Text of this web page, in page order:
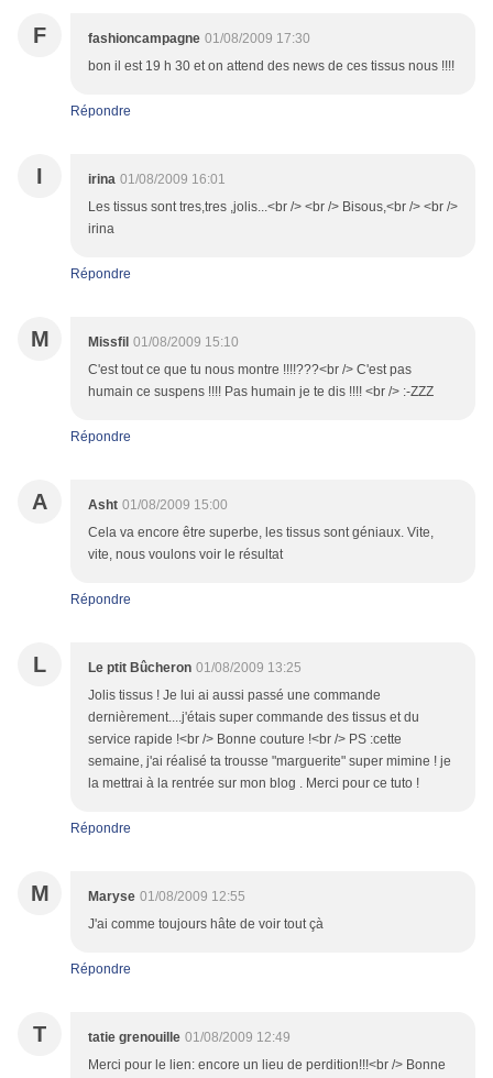
F fashioncampagne 01/08/2009 17:30
bon il est 19 h 30 et on attend des news de ces tissus nous !!!!
Répondre
I irina 01/08/2009 16:01
Les tissus sont tres,tres ,jolis...<br /> <br /> Bisous,<br /> <br />
irina
Répondre
M Missfil 01/08/2009 15:10
C'est tout ce que tu nous montre !!!!???<br /> C'est pas
humain ce suspens !!!! Pas humain je te dis !!!! <br /> :-ZZZ
Répondre
A Asht 01/08/2009 15:00
Cela va encore être superbe, les tissus sont géniaux. Vite,
vite, nous voulons voir le résultat
Répondre
L Le ptit Bûcheron 01/08/2009 13:25
Jolis tissus ! Je lui ai aussi passé une commande
dernièrement....j'étais super commande des tissus et du
service rapide !<br /> Bonne couture !<br /> PS :cette
semaine, j'ai réalisé ta trousse "marguerite" super mimine ! je
la mettrai à la rentrée sur mon blog . Merci pour ce tuto !
Répondre
M Maryse 01/08/2009 12:55
J'ai comme toujours hâte de voir tout çà
Répondre
T tatie grenouille 01/08/2009 12:49
Merci pour le lien: encore un lieu de perdition!!!<br /> Bonne